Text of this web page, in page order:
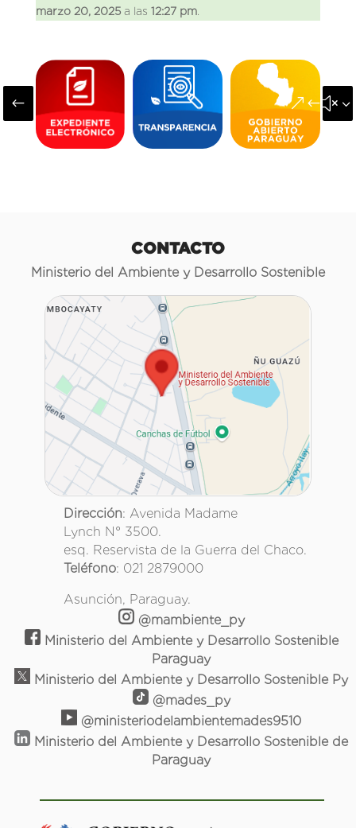
marzo 20, 2025a las 12:27 pm.
#
CONTACTO
Ministerio del Ambiente y Desarrollo Sostenible
Dirección: Avenida Madame
Lynch N° 3500.
esq. Reservista de la Guerra del Chaco.
Teléfono: 021 2879000
Asunción, Paraguay.
@mambiente_py
Ministerio del Ambiente y Desarrollo Sostenible
Paraguay
Ministerio del Ambiente y Desarrollo Sostenible Py
@mades_py
@ministeriodelambientemades9510
Ministerio del Ambiente y Desarrollo Sostenible de
Paraguay